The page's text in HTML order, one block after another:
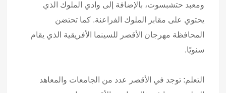
ومعبد حتشبسوت، بالإضافة إلى وادي الملوك الذي
يحتوي على مقابر الملوك الفراعنة. كما تحتضن
المحافظة مهرجان الأقصر للسينما الأفريقية الذي يقام
سنويًا.
التعلم: توجد في الأقصر عدد من الجامعات والمعاهد